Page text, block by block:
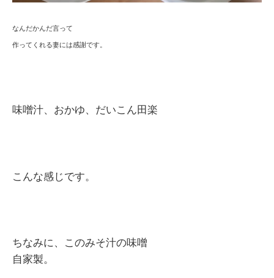
なんだかんだ言って
作ってくれる妻には感謝です。
味噌汁、おかゆ、だいこん田楽
こんな感じです。
ちなみに、このみそ汁の味噌
自家製。